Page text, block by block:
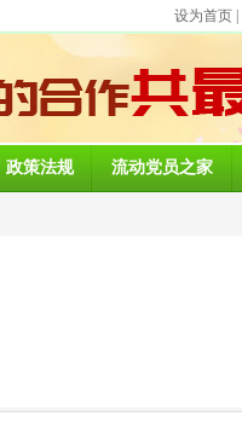
设为首页
政策法规 流动党员之家